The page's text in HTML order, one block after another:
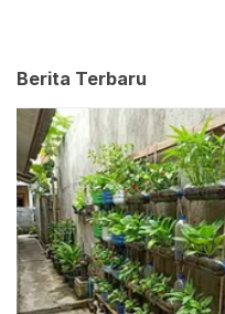
Berita Terbaru